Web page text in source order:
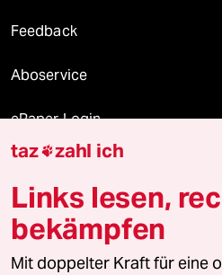
Feedback
Aboservice
ePaper Login
Downloads für Abonnierende
© 2026 taz Verlags und
Alle Rechte vorbehalten. Bei rechtlichen
taz zahl ich
Links lesen,
bekämpfen
Mit doppelter Kraft für eine